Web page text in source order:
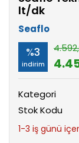
lt/dk
Seaflo
%3
indirim
Kategori
Stok Kodu
1-3 iş günü